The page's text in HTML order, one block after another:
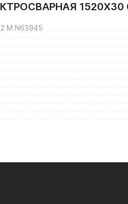
1520Х30
М N63945